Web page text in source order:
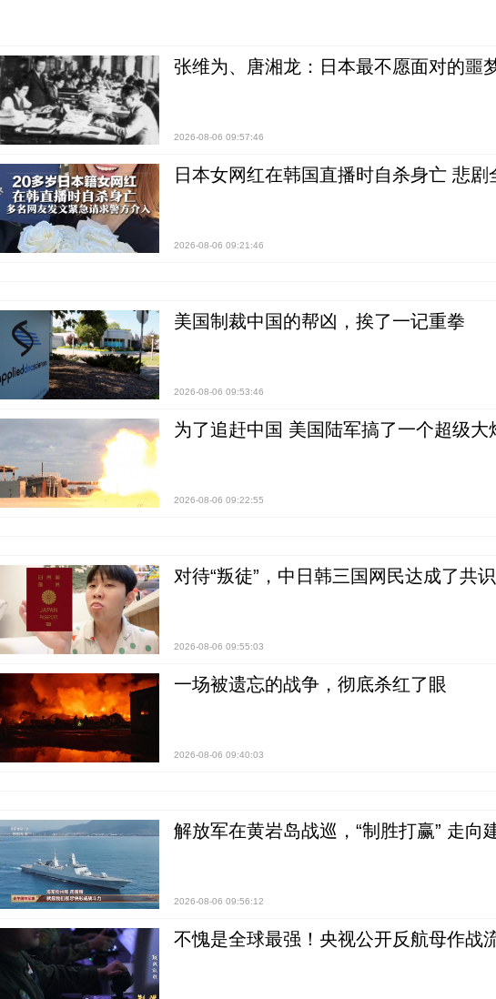
张维为、唐湘龙：日本最不愿面对的噩
2026-08-06 09:57:46
日本女网红在韩国直播时自杀身亡 悲剧
2026-08-06 09:21:46
美国制裁中国的帮凶，挨了一记重拳
2026-08-06 09:53:46
为了追赶中国 美国陆军搞了一个超级大
2026-08-06 09:22:55
对待“叛徒”，中日韩三国网民达成了共识
2026-08-06 09:55:03
一场被遗忘的战争，彻底杀红了眼
2026-08-06 09:40:03
解放军在黄岩岛战巡，“制胜打赢” 走向
2026-08-06 09:56:12
不愧是全球最强！央视公开反航母作战